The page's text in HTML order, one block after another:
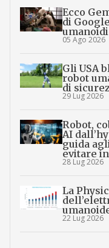
Ecco
di
umanoidi
05 Ago 2026
Gli USA
robot
di
29 Lug 2026
Robot,
AI
guida
evitare
28 Lug 2026
La
22 Lug 2026